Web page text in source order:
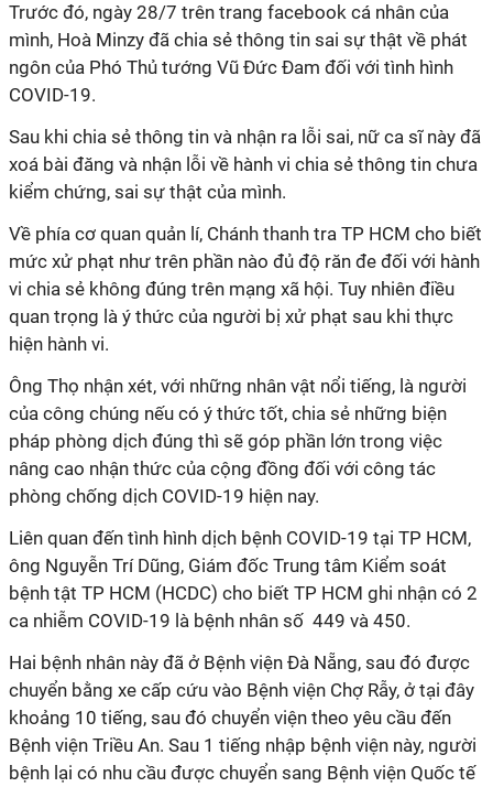
Trước đó, ngày 28/7 trên trang facebook cá nhân của
mình, Hoà Minzy đã chia sẻ thông tin sai sự thật về phát
ngôn của Phó Thủ tướng Vũ Đức Đam đối với tình hình
COVID-19.
Sau khi chia sẻ thông tin và nhận ra lỗi sai, nữ ca sĩ này đã
xoá bài đăng và nhận lỗi về hành vi chia sẻ thông tin chưa
kiểm chứng, sai sự thật của mình.
Về phía cơ quan quản lí, Chánh thanh tra TP HCM cho biết
mức xử phạt như trên phần nào đủ độ răn đe đối với hành
vi chia sẻ không đúng trên mạng xã hội. Tuy nhiên điều
quan trọng là ý thức của người bị xử phạt sau khi thực
hiện hành vi.
Ông Thọ nhận xét, với những nhân vật nổi tiếng, là người
của công chúng nếu có ý thức tốt, chia sẻ những biện
pháp phòng dịch đúng thì sẽ góp phần lớn trong việc
nâng cao nhận thức của cộng đồng đối với công tác
phòng chống dịch COVID-19 hiện nay.
Liên quan đến tình hình dịch bệnh COVID-19 tại TP HCM,
ông Nguyễn Trí Dũng, Giám đốc Trung tâm Kiểm soát
bệnh tật TP HCM (HCDC) cho biết TP HCM ghi nhận có 2
ca nhiễm COVID-19 là bệnh nhân số 449 và 450.
Hai bệnh nhân này đã ở Bệnh viện Đà Nẵng, sau đó được
chuyển bằng xe cấp cứu vào Bệnh viện Chợ Rẫy, ở tại đây
khoảng 10 tiếng, sau đó chuyển viện theo yêu cầu đến
Bệnh viện Triều An. Sau 1 tiếng nhập bệnh viện này, người
bệnh lại có nhu cầu được chuyển sang Bệnh viện Quốc tế